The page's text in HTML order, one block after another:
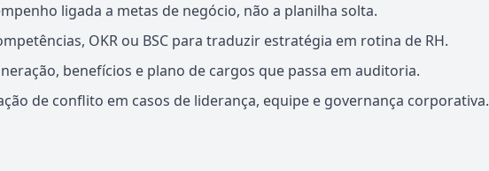
ligada a metas de negócio, não a planilha solta.
OKR ou BSC para traduzir estratégia em rotina de RH.
benefícios e plano de cargos que passa em auditoria.
de conflito em casos de liderança, equipe e governança corporativa.